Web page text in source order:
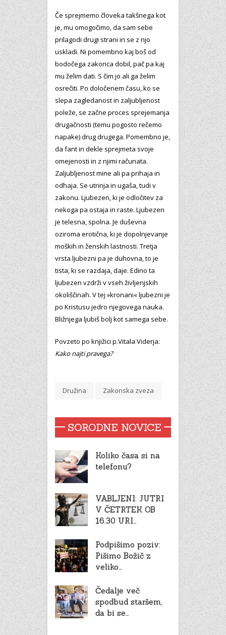
Če sprejmemo človeka takšnega kot
je, mu omogočimo, da sam sebe
prilagodi drugi strani in se z njo
uskladi. Ni pomembno kaj boš od
bodočega zakonca dobil, pač pa kaj
mu želim dati. S čim jo ali ga želim
osrečiti. Po določenem času, ko se
slepa zagledanost in zaljubljenost
poleže, se začne proces sprejemanja
drugačnosti (temu pogosto rečemo
napake) drug drugega. Pomembno je,
da fant in dekle sprejmeta svoje
omejenosti in z njimi računata.
Zaljubljenost mine ali pa prihaja in
odhaja. Se utrinja in ugaša, tudi v
zakonu. Ljubezen, ki je odločitev za
nekoga pa ostaja in raste. Ljubezen
je telesna, spolna. Je duševna
oziroma erotična, ki je dopolnjevanje
moških in ženskih lastnosti. Tretja
vrsta ljubezni pa je duhovna, to je
tista, ki se razdaja, daje. Edino ta
ljubezen vzdrži v vseh življenjskih
okoliščinah. V tej »kronani« ljubezni je
po Kristusu jedro njegovega nauka.
Bližnjega ljubiš bolj kot samega sebe.
Povzeto po knjižici p.Vitala Viderja:
Kako najti pravega?
Družina Zakonska zveza
SORODNE NOVICE
Koliko časa si na
telefonu?
VABLJENI: JUTRI
V ČETRTEK OB
16.30 URI…
Podpišimo poziv:
Pišimo Božič z
veliko…
Čedalje več
spodbud staršem,
da bi se…